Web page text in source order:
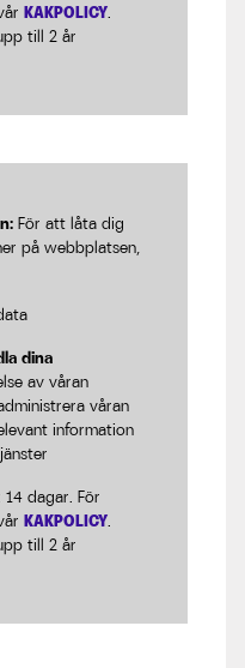
KAKPOLICY.
till 2 år
För att låta dig
på webbplatsen,
dina
av våran
våran
information
14 dagar. För
KAKPOLICY.
till 2 år